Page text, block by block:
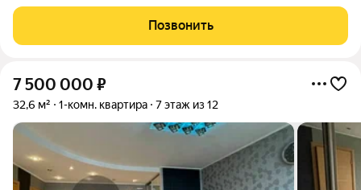
остановки общественного транспорта, магазины и социальные
учреждения. В составе проекта возводится
Позвонить
7 500 000 ₽
32,6 м² 1-комн. квартира 7 этаж из 12